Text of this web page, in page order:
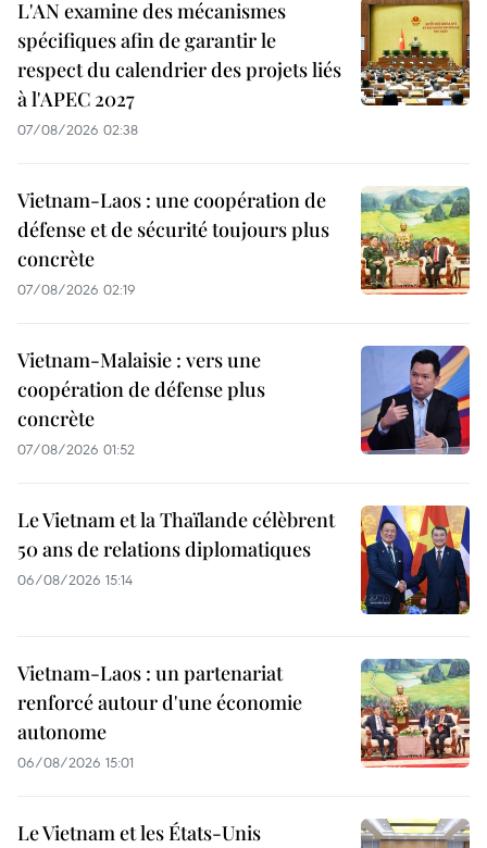
L'AN examine des mécanismes
spécifiques afin de garantir le
respect du calendrier des projets liés
à l'APEC 2027
07/08/2026 02:38
Vietnam-Laos : une coopération de
défense et de sécurité toujours plus
concrète
07/08/2026 02:19
Vietnam-Malaisie : vers une
coopération de défense plus
concrète
07/08/2026 01:52
Le Vietnam et la Thaïlande célèbrent
50 ans de relations diplomatiques
06/08/2026 15:14
Vietnam-Laos : un partenariat
renforcé autour d'une économie
autonome
06/08/2026 15:01
Le Vietnam et les États-Unis